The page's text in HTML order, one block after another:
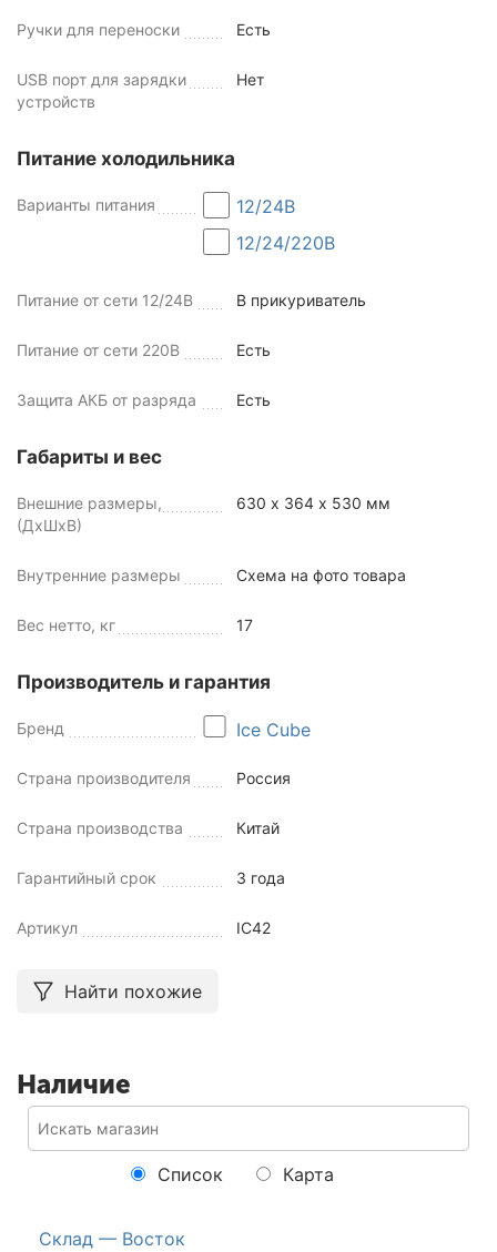
Ручки для переноски Есть
USB порт для зарядки
устройств
Нет
Питание холодильника
Варианты питания
12/24В
12/24/220В
Питание от сети 12/24В В прикуриватель
Питание от сети 220В Есть
Защита АКБ от разряда Есть
Габариты и вес
Внешние размеры,
(ДхШхВ)
630 х 364 х 530 мм
Внутренние размеры Схема на фото товара
Вес нетто, кг 17
Производитель и гарантия
Бренд Ice Cube
Страна производителя Россия
Страна производства Китай
Гарантийный срок 3 года
Артикул IC42
Найти похожие
Наличие
Список Карта
Склад — Восток